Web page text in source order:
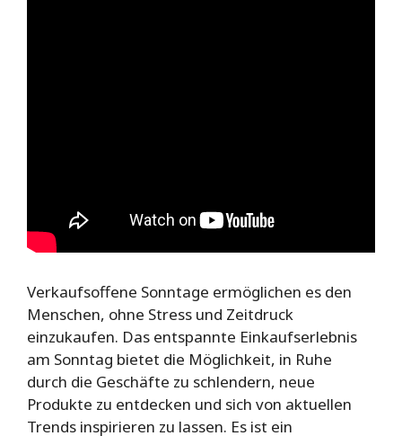
Verkaufsoffene Sonntage ermöglichen es den
Menschen, ohne Stress und Zeitdruck
einzukaufen. Das entspannte Einkaufserlebnis
am Sonntag bietet die Möglichkeit, in Ruhe
durch die Geschäfte zu schlendern, neue
Produkte zu entdecken und sich von aktuellen
Trends inspirieren zu lassen. Es ist ein